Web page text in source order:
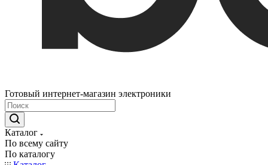
Готовый интернет-магазин электроники
Каталог
По всему сайту
По каталогу